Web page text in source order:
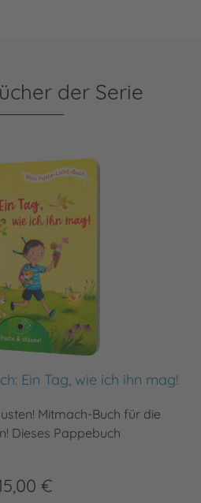
der Serie
Ein Tag, wie ich ihn mag!
Mitmach-Buch für die
Dieses Pappebuch
€